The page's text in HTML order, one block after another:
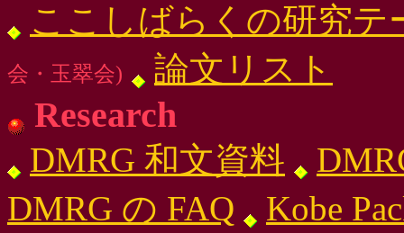
ここしばらくの研究テ
会・玉翠会) 論文リスト
Research
DMRG 和文資料
DMRG の FAQ
Kobe